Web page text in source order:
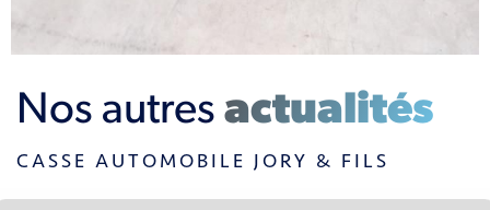
Nos autres actualités
CASSE AUTOMOBILE JORY & FILS